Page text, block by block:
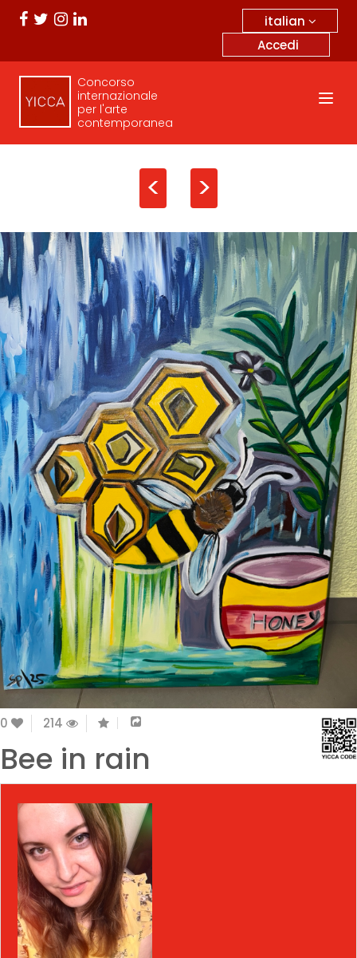
italian
Accedi
Concorso
internazionale
per l'arte
contemporanea
< >
0 214
Bee in rain